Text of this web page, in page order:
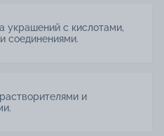
украшений с кислотами,
соединениями.
и